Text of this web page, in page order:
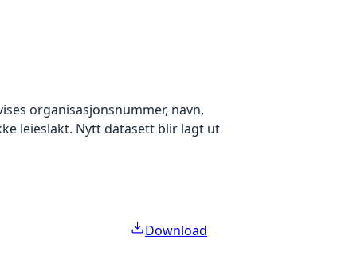
organisasjonsnummer, navn,
leieslakt. Nytt datasett blir lagt ut
Download